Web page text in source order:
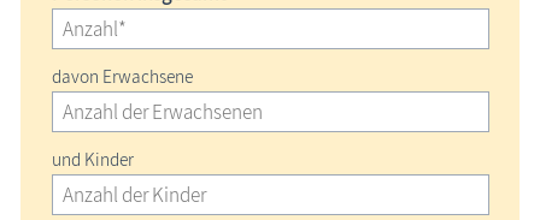
davon Erwachsene
und Kinder